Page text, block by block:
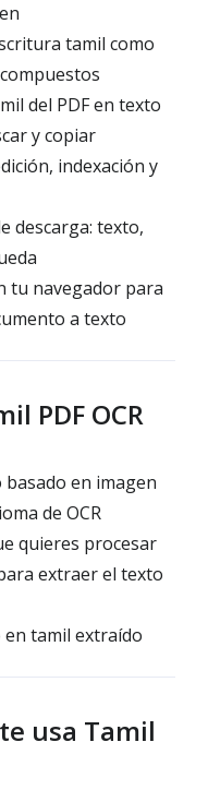
tamil como
del PDF en texto
y copiar
indexación y
descarga: texto,
tu navegador para
a texto
PDF OCR
basado en imagen
de OCR
quieres procesar
extraer el texto
en tamil extraído
usa Tamil